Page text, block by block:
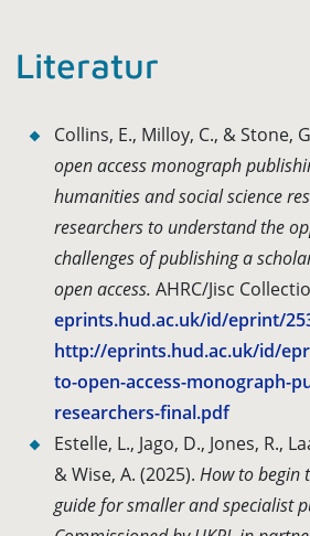
Literatur
Collins, E., Milloy, C., & Stone,
open access monograph
humanities and social science
researchers to understand the
challenges of publishing a
open access. AHRC/Jisc
eprints.hud.ac.uk/id/eprint/
http://eprints.hud.ac.uk/id/
to-open-access-monograph-
researchers-final.pdf
Estelle, L., Jago, D., Jones, R.,
& Wise, A. (2025). How to begin
guide for smaller and specialist